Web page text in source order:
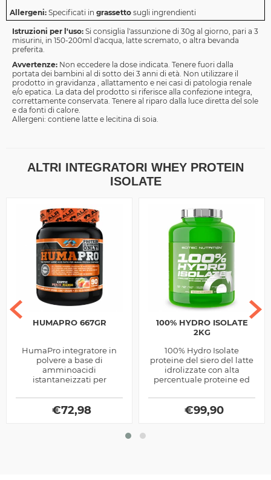
Allergeni: Specificati in grassetto sugli ingrendienti
Istruzioni per l'uso: Si consiglia l'assunzione di 30g al giorno, pari a 3
misurini, in 150-200ml d'acqua, latte scremato, o altra bevanda
preferita.
Avvertenze: Non eccedere la dose indicata. Tenere fuori dalla
portata dei bambini al di sotto dei 3 anni di età. Non utilizzare il
prodotto in gravidanza , allattamento e nei casi di patologia renale
e/o epatica. La data del prodotto si riferisce alla confezione integra,
correttamente conservata. Tenere al riparo dalla luce diretta del sole
e da fonti di calore.
Allergeni: contiene latte e lecitina di soia.
ALTRI INTEGRATORI WHEY PROTEIN
ISOLATE
HUMAPRO 667GR
HumaPro integratore in
polvere a base di
amminoacidi
istantaneizzati per
muscolare prodotti dalla
Alri
€72,98
100% HYDRO ISOLATE
2KG
100% Hydro Isolate
proteine del siero del latte
idrolizzate con alta
percentuale proteine ed
aggiunti prodotta dalla
Scitec Nutrition
€99,90